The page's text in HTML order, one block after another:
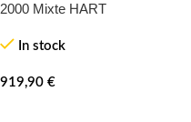
2000 Mixte HART
In stock
919,90 €